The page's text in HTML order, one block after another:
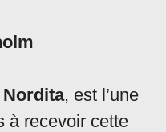
Nordita, est l’une
à recevoir cette